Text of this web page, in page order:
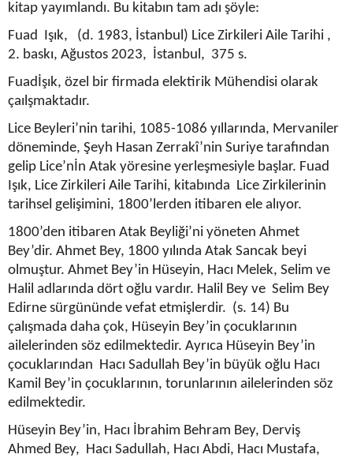
kitap yayımlandı. Bu kitabın tam adı şöyle:
Fuad Işık, (d. 1983, İstanbul) Lice Zirkileri Aile Tarihi ,
2. baskı, Ağustos 2023, İstanbul, 375 s.
Fuadİşık, özel bir firmada elektirik Mühendisi olarak
çaılşmaktadır.
Lice Beyleri’nin tarihi, 1085-1086 yıllarında, Mervaniler
döneminde, Şeyh Hasan Zerrakî’nin Suriye tarafından
gelip Lice’nİn Atak yöresine yerleşmesiyle başlar. Fuad
Işık, Lice Zirkileri Aile Tarihi, kitabında Lice Zirkilerinin
tarihsel gelişimini, 1800’lerden itibaren ele alıyor.
1800’den itibaren Atak Beyliği’ni yöneten Ahmet
Bey’dir. Ahmet Bey, 1800 yılında Atak Sancak beyi
olmuştur. Ahmet Bey’in Hüseyin, Hacı Melek, Selim ve
Halil adlarında dört oğlu vardır. Halil Bey ve Selim Bey
Edirne sürgününde vefat etmişlerdir. (s. 14) Bu
çalışmada daha çok, Hüseyin Bey’in çocuklarının
ailelerinden söz edilmektedir. Ayrıca Hüseyin Bey’in
çocuklarından Hacı Sadullah Bey’in büyük oğlu Hacı
Kamil Bey’in çocuklarının, torunlarının ailelerinden söz
edilmektedir.
Hüseyin Bey’in, Hacı İbrahim Behram Bey, Derviş
Ahmed Bey, Hacı Sadullah, Hacı Abdi, Hacı Mustafa,